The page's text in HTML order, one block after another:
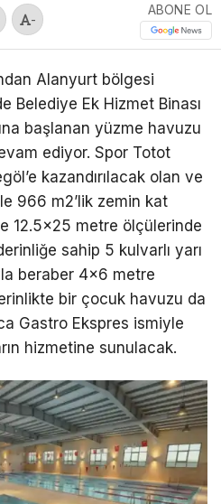
-
ABONE OL
Alanyurt bölgesi
Belediye Ek Hizmet Binası
başlanan yüzme havuzu
ediyor. Spor Totot
kazandırılacak olan ve
966 m2’lik zemin kat
12.5×25 metre ölçülerinde
sahip 5 kulvarlı yarı
beraber 4×6 metre
bir çocuk havuzu da
Gastro Ekspres ismiyle
hizmetine sunulacak.